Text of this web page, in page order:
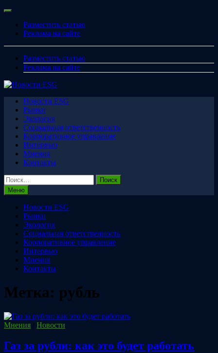
Перейти
содержимому
Меню
Разместить статью
Реклама на сайте
Разместить статью
Реклама на сайте
Новости ESG
Рынки
Экология
Социальная ответственность
Корпоративное управление
Интервью
Мнения
Контакты
Найти:
Меню
Новости ESG
Рынки
Экология
Социальная ответственность
Корпоративное управление
Интервью
Мнения
Контакты
Метка: рубль
Мнения / Новости
Газ за рубли: как это будет работать